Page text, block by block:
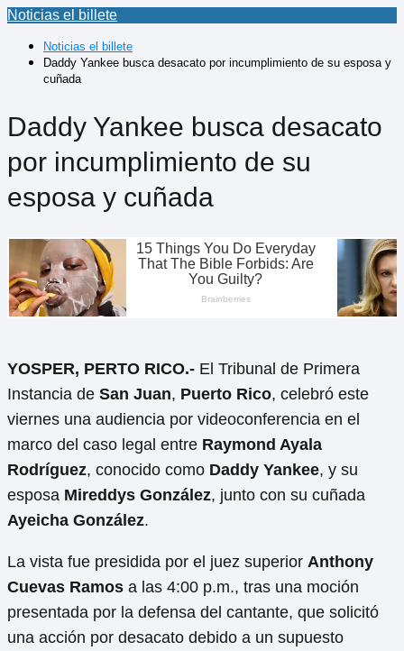
Noticias el billete
Noticias el billete
Daddy Yankee busca desacato por incumplimiento de su esposa y
cuñada
Daddy Yankee busca desacato
por incumplimiento de su
esposa y cuñada
YOSPER, PERTO RICO.- El Tribunal de Primera
Instancia de San Juan, Puerto Rico, celebró este
viernes una audiencia por videoconferencia en el
marco del caso legal entre Raymond Ayala
Rodríguez, conocido como Daddy Yankee, y su
esposa Mireddys González, junto con su cuñada
Ayeicha González.
La vista fue presidida por el juez superior Anthony
Cuevas Ramos a las 4:00 p.m., tras una moción
presentada por la defensa del cantante, que solicitó
una acción por desacato debido a un supuesto